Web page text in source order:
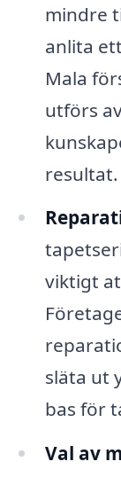
mindre
anlita
Mala
utförs
resultat.
viktigt
släta ut
bas för
Val av